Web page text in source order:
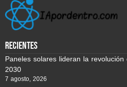
recientes
Paneles solares lideran la
2030
7 agosto, 2026